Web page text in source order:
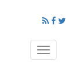
Toggle